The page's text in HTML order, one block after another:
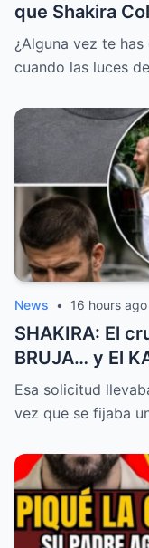
que Shakira
Decisión que
¿Alguna vez te
cuando las luces
News • 16 hours ago
SHAKIRA: El
BRUJA… y El
PIQUÉ para
Esa solicitud
vez que se fijaba